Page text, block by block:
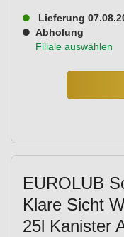
Lieferung
Abholung
Filiale auswählen
EUROLUB
Klare Sicht
25l Kanister